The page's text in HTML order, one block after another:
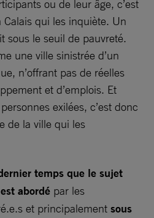
ou de leur âge, c’est
qui les inquiète. Un
sous le seuil de pauvreté.
une ville sinistrée d’un
n’offrant pas de réelles
et d’emplois. Et
exilées, c’est donc
de la ville qui les
temps que le sujet
abordé par les
et principalement sous